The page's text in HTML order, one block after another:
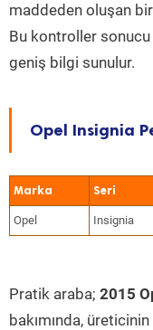
maddeden oluşan
Bu kontroller sonucu
geniş bilgi sunulur.
Opel Insignia
Marka Seri
Opel Insignia
Pratik araba; 2015
bakımında,